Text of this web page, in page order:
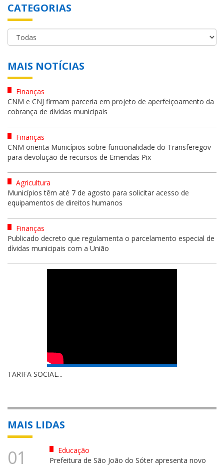
CATEGORIAS
MAIS NOTÍCIAS
Finanças
CNM e CNJ firmam parceria em projeto de aperfeiçoamento da
cobrança de dívidas municipais
Finanças
CNM orienta Municípios sobre funcionalidade do Transferegov
para devolução de recursos de Emendas Pix
Agricultura
Municípios têm até 7 de agosto para solicitar acesso de
equipamentos de direitos humanos
Finanças
Publicado decreto que regulamenta o parcelamento especial de
dívidas municipais com a União
TARIFA SOCIAL...
MAIS LIDAS
01
Educação
Prefeitura de São João do Sóter apresenta novo